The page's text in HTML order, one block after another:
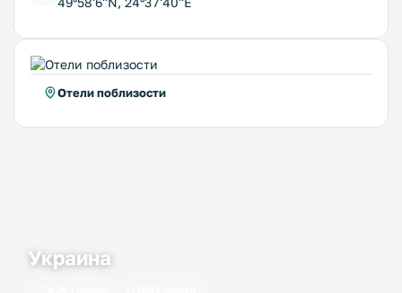
Отели поблизости
Украина